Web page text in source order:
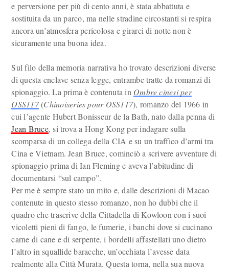
e perversione per più di cento anni, è stata abbattuta e
sostituita da un parco, ma nelle stradine circostanti si respira
ancora un’atmosfera pericolosa e girarci di notte non è
sicuramente una buona idea.
Sul filo della memoria narrativa ho trovato descrizioni diverse
di questa enclave senza legge, entrambe tratte da romanzi di
spionaggio. La prima è contenuta in Ombre cinesi per
OSS117(Chinoiseries pour OSS117), romanzo del 1966 in
cui l’agente Hubert Bonisseur de la Bath, nato dalla penna di
Jean Bruce, si trova a Hong Kong per indagare sulla
scomparsa di un collega della CIA e su un traffico d’armi tra
Cina e Vietnam. Jean Bruce, cominciò a scrivere avventure di
spionaggio prima di Ian Fleming e aveva l’abitudine di
documentarsi “sul campo”.
Per me è sempre stato un mito e, dalle descrizioni di Macao
contenute in questo stesso romanzo, non ho dubbi che il
quadro che trascrive della Cittadella di Kowloon con i suoi
vicoletti pieni di fango, le fumerie, i banchi dove si cucinano
carne di cane e di serpente, i bordelli affastellati uno dietro
l’altro in squallide baracche, un’occhiata l’avesse data
realmente alla Città Murata. Questa torna, nella sua nuova